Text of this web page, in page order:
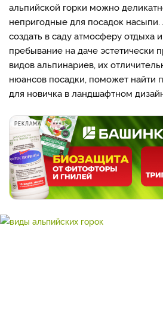
альпийской горки можно
непригодные для посадок
создать в саду атмосферу отдыха
пребывание на даче эстетически
видов альпинариев, их
нюансов посадки, поможет найти
для новичка в ландшафтном
РЕКЛАМА